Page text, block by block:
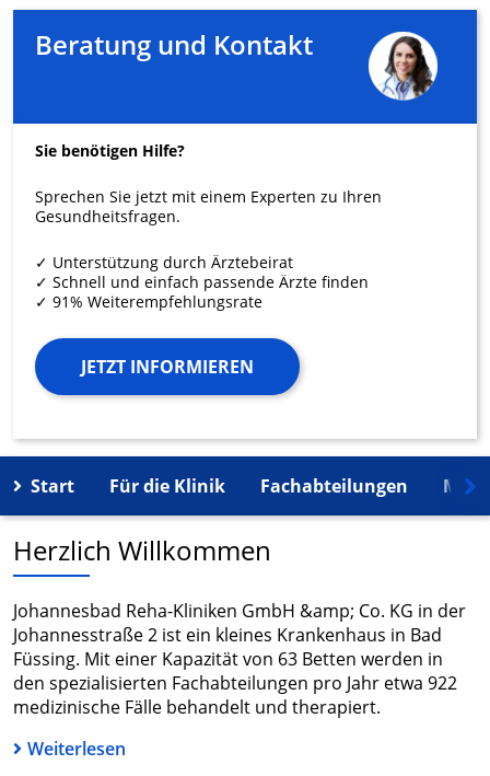
Beratung und Kontakt
Sie benötigen Hilfe?
Sprechen Sie jetzt mit einem Experten zu Ihren
Gesundheitsfragen.
✓ Unterstützung durch Ärztebeirat
✓ Schnell und einfach passende Ärzte finden
✓ 91% Weiterempfehlungsrate
JETZT INFORMIEREN
Start Für die Klinik Fachabteilungen
Herzlich Willkommen
Johannesbad Reha-Kliniken GmbH &amp; Co. KG in der
Johannesstraße 2 ist ein kleines Krankenhaus in Bad
Füssing. Mit einer Kapazität von 63 Betten werden in
den spezialisierten Fachabteilungen pro Jahr etwa 922
medizinische Fälle behandelt und therapiert.
Weiterlesen